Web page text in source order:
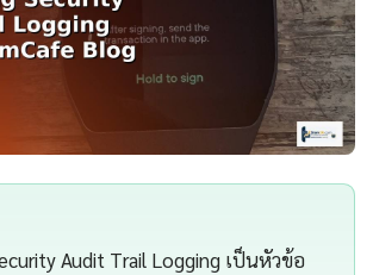
Audit Trail Logging เป็นหัวข้อ